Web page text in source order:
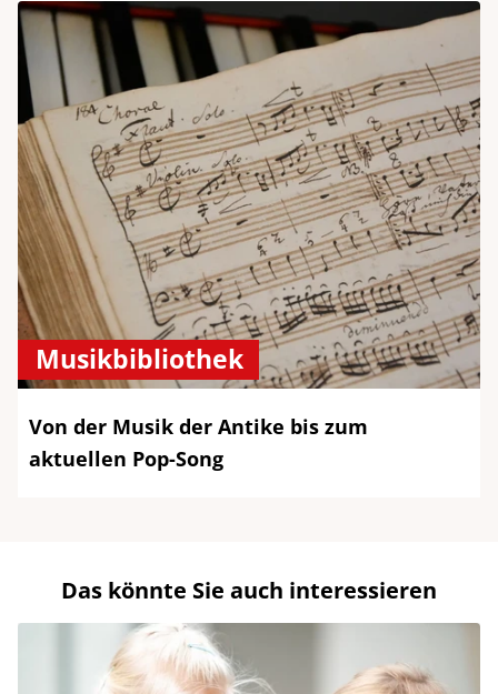
Musikbibliothek
Von der Musik der Antike bis zum
aktuellen Pop-Song
Das könnte Sie auch interessieren